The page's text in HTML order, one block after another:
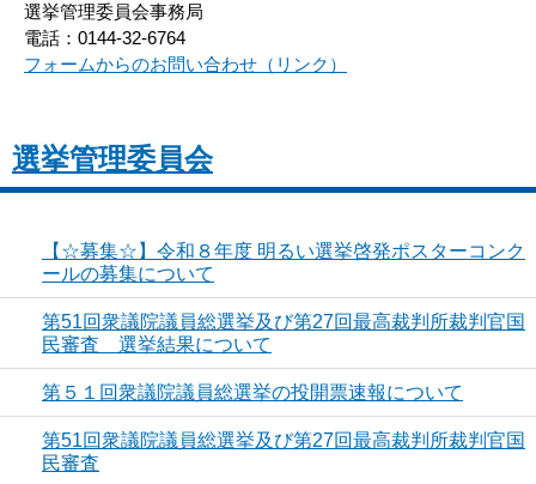
選挙管理委員会事務局
電話：0144-32-6764
フォームからのお問い合わせ（リンク）
選挙管理委員会
【☆募集☆】令和８年度 明るい選挙啓発ポスターコンク
ールの募集について
第51回衆議院議員総選挙及び第27回最高裁判所裁判官国
民審査 選挙結果について
第５１回衆議院議員総選挙の投開票速報について
第51回衆議院議員総選挙及び第27回最高裁判所裁判官国
民審査